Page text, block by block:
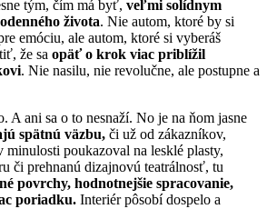
tým, čím má byť, veľmi solídnym
života. Nie autom, ktoré by si
emóciu, ale autom, ktoré si vyberáš
že sa opäť o krok viac priblížil
. Nie nasilu, nie revolučne, ale postupne a
A ani sa o to nesnaží. No je na ňom jasne
spätnú väzbu, či už od zákazníkov,
poukazoval na lesklé plasty,
či prehnanú dizajnovú teatrálnosť, tu
povrchy, hodnotnejšie spracovanie,
poriadku. Interiér pôsobí dospelo a